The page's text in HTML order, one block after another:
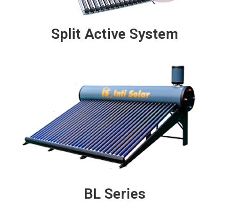
Split Active System
BL Series